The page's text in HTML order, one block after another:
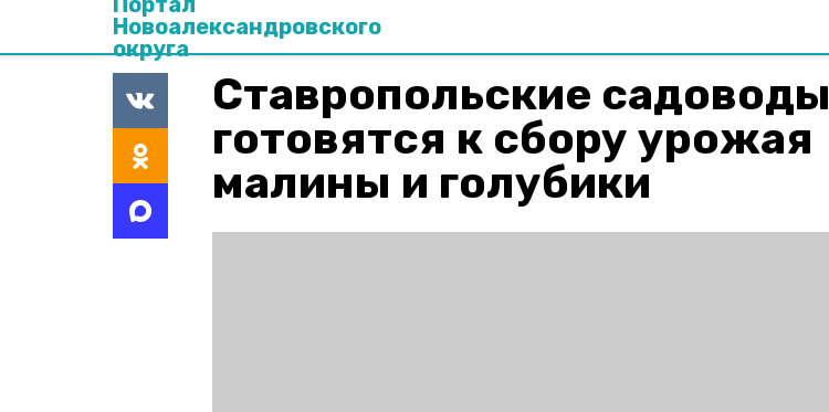
Новоалександровского
округа
Ставропольские садоводы
готовятся к сбору урожая
малины и голубики